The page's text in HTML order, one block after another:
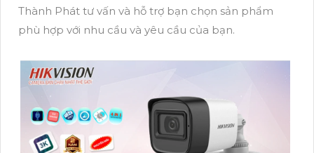
Thành Phát tư vấn và hỗ trợ bạn chọn sản phẩm
phù hợp với nhu cầu và yêu cầu của bạn.